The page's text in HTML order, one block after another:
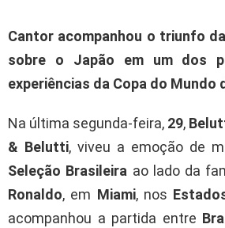
Cantor acompanhou o triunfo
sobre o Japão em um dos
experiências da Copa do Mundo
Na última segunda-feira, 29,
& Belutti, viveu a emoção de
Seleção Brasileira ao lado da
Ronaldo, em Miami, nos
acompanhou a partida entre